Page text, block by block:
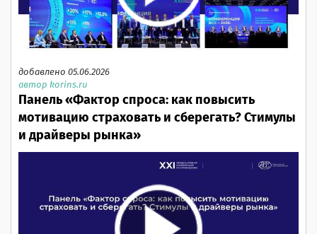
добавлено 05.06.2026
автор korins.ru
Панель «Фактор спроса: как повысить
мотивацию страховать и сберегать? Стимулы
и драйверы рынка»